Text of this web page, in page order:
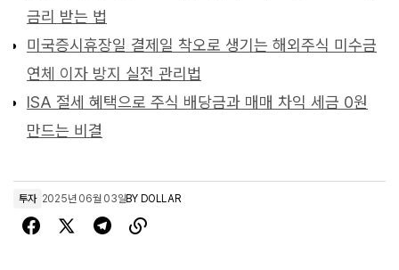
금리 받는 법
미국증시휴장일 결제일 착오로 생기는 해외주식 미수금
연체 이자 방지 실전 관리법
ISA 절세 혜택으로 주식 배당금과 매매 차익 세금 0원
만드는 비결
투자 2025년 06월 03일BY DOLLAR